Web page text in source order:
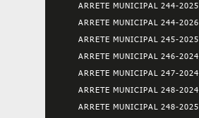
ARRETE MUNICIPAL 244-2025
ARRETE MUNICIPAL 244-2026
ARRETE MUNICIPAL 245-2025
ARRETE MUNICIPAL 246-2024
ARRETE MUNICIPAL 247-2024
ARRETE MUNICIPAL 248-2024
ARRETE MUNICIPAL 248-2025